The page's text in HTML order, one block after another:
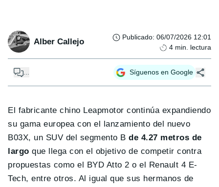
Alber Callejo Publicado: 06/07/2026 12:01
4 min. lectura
... Síguenos en Google
El fabricante chino Leapmotor continúa expandiendo
su gama europea con el lanzamiento del nuevo
B03X, un SUV del segmento Bde 4.27 metros de
largoque llega con el objetivo de competir contra
propuestas como el BYD Atto 2 o el Renault 4 E-
Tech, entre otros. Al igual que sus hermanos de